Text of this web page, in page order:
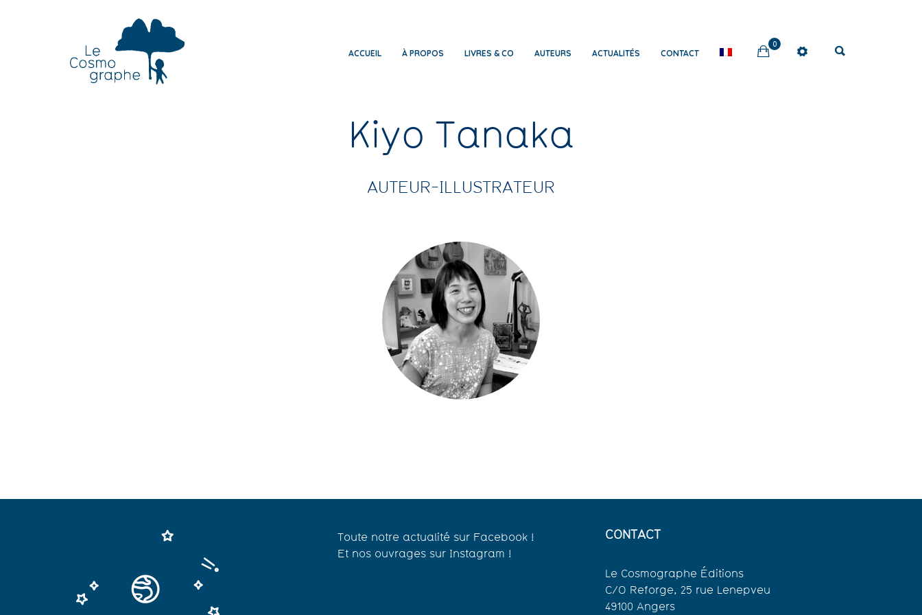
ACCUEIL À PROPOS LIVRES & CO AUTEURS ACTUALITÉS CONTACT
0
Kiyo Tanaka
AUTEUR-ILLUSTRATEUR
Toute notre actualité sur Facebook !
Et nos ouvrages sur Instagram !
CONTACT
Le Cosmographe Éditions
C/O Reforge, 25 rue Lenepveu
49100 Angers